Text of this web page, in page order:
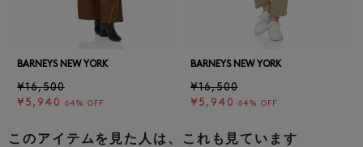
BARNEYS NEW YORK
¥16,500
¥5,940
64% OFF
BARNEYS NEW YORK
¥16,500
¥5,940
64% OFF
このアイテムを見た人は、これも見ています